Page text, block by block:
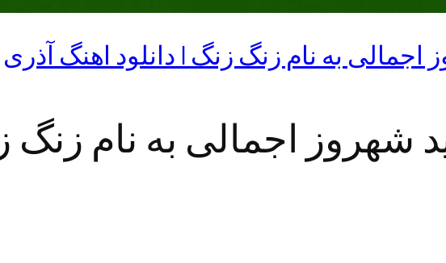
اجمالی به نام زنگ زنگ | دانلود اهنگ آذری
شهروز اجمالی به نام